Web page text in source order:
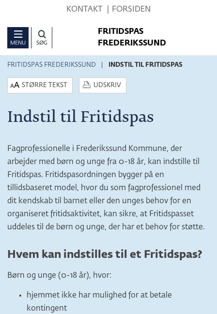
Hop
sidens
indhold
KONTAKT FORSIDEN
MENU SØG
FRITIDSPAS
FREDERIKSSUND
FRITIDSPAS FREDERIKSSUND INDSTIL TIL FRITIDSPAS
STØRRE TEKST UDSKRIV
Indstil til Fritidspas
Fagprofessionelle i Frederikssund Kommune, der
arbejder med børn og unge fra 0-18 år, kan indstille til
Fritidspas. Fritidspasordningen bygger på en
tillidsbaseret model, hvor du som fagprofessionel med
dit kendskab til barnet eller den unges behov for en
organiseret fritidsaktivitet, kan sikre, at Fritidspasset
uddeles til de børn og unge, der har et behov for støtte.
Hvem kan indstilles til et Fritidspas?
Børn og unge (0-18 år), hvor:
hjemmet ikke har mulighed for at betale
kontingent